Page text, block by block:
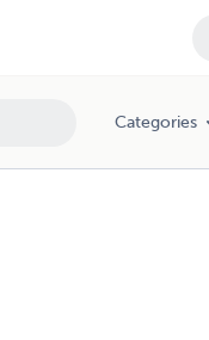
Categories